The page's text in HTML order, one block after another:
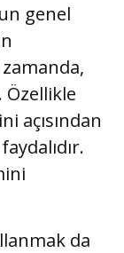
genel
açısından
da